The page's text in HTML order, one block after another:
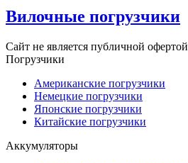
Вилочные погрузчики
Сайт не является публичной офертой
Погрузчики
Американские погрузчики
Немецкие погрузчики
Японские погрузчики
Китайские погрузчики
Аккумуляторы